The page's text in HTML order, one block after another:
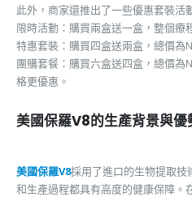
此外，商家還推出了一些優惠套裝活
限時活動：購買兩盒送一盒，整個療
特惠套裝：購買四盒送兩盒，總價為
團購套餐：購買六盒送四盒，總價為
格更優惠。
美國保羅V8的生產背景與優
美國保羅V8採用了進口的生物提取技
和生產過程都具有高度的健康保障。